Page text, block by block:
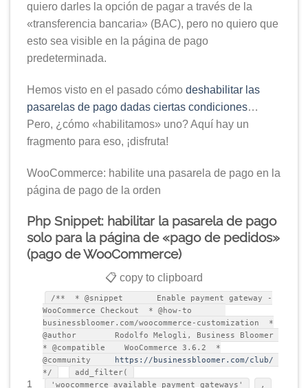
quiero darles la opción de pagar a través de la
«transferencia bancaria» (BAC), pero no quiero que
esto sea visible en la página de pago
predeterminada.
Hemos visto en el pasado cómo deshabilitar las
pasarelas de pago dadas ciertas condiciones…
Pero, ¿cómo «habilitamos» uno? Aquí hay un
fragmento para eso, ¡disfruta!
WooCommerce: habilite una pasarela de pago en la
página de pago de la orden
Php Snippet: habilitar la pasarela de pago
solo para la página de «pago de pedidos»
(pago de WooCommerce)
📋 copy to clipboard
1
/** * @snippet Enable payment gateway -
WooCommerce Checkout * @how-to
businessbloomer.com/woocommerce-customization *
@author Rodolfo Melogli, Business Bloomer
* @compatible WooCommerce 3.6.2 *
@community
https://businessbloomer.com/club/
*/
add_filter(
'woocommerce_available_payment_gateways'
,